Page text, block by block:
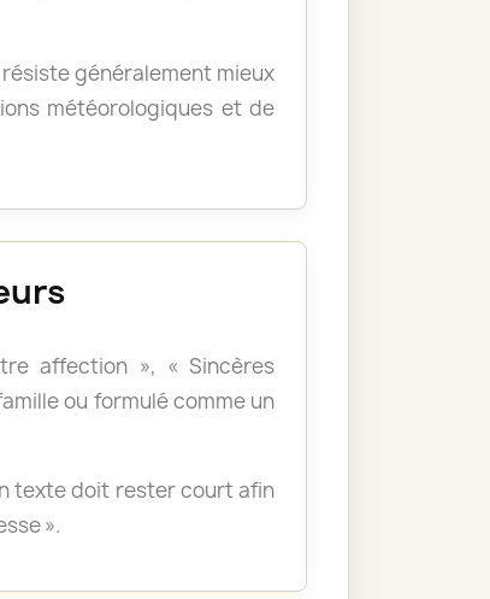
généralement mieux
météorologiques et de
affection », « Sincères
ou formulé comme un
texte doit rester court afin
».